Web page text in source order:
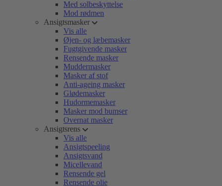
Med solbeskyttelse
Mod rødmen
Ansigtsmasker
Vis alle
Øjen- og læbemasker
Fugtgivende masker
Rensende masker
Muddermasker
Masker af stof
Anti-ageing masker
Glødemasker
Hudormemasker
Masker mod bumser
Overnat masker
Ansigtsrens
Vis alle
Ansigtspeeling
Ansigtsvand
Micellevand
Rensende gel
Rensende olie